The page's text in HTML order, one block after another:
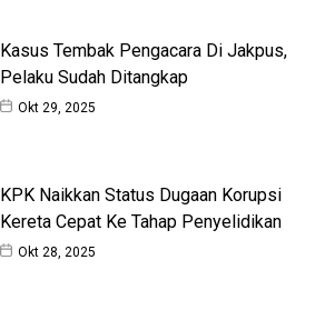
Kasus Tembak Pengacara Di Jakpus,
Pelaku Sudah Ditangkap
Okt 29, 2025
KPK Naikkan Status Dugaan Korupsi
Kereta Cepat Ke Tahap Penyelidikan
Okt 28, 2025